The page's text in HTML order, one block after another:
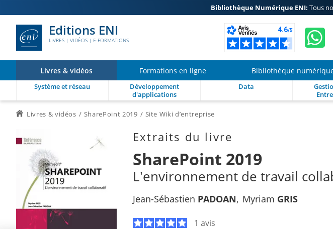
Bibliothèque Numérique ENI: Tous
Editions ENI
LIVRES | VIDÉOS | E-FORMATIONS
Livres & vidéos Formations en ligne Bibliothèque
Système et réseau
Développement
d'applications
Data
Livres & vidéos SharePoint 2019 Site Wiki d’entreprise
Extraits du livre
SharePoint 2019
L'environnement de travail
Jean-Sébastien PADOAN Myriam GRIS
1 avis